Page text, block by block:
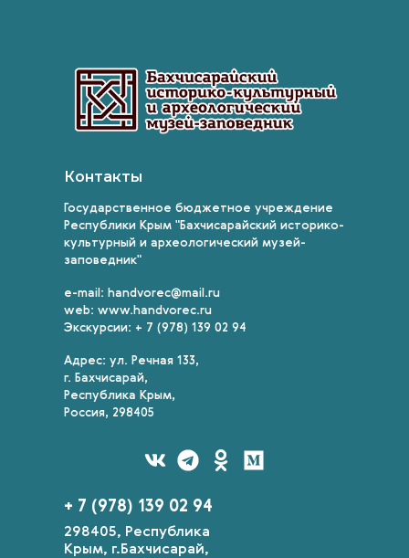
Контакты
Государственное бюджетное учреждение
Республики Крым "Бахчисарайский историко-
культурный и археологический музей-
заповедник"
e-mail: handvorec@mail.ru
web: www.handvorec.ru
Экскурсии: + 7 (978) 139 02 94
Адрес: ул. Речная 133,
г. Бахчисарай,
Республика Крым,
Россия, 298405
+ 7 (978) 139 02 94
298405, Республика
Крым, г.Бахчисарай,